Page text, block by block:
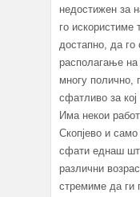
недостижен за
го
достапно, да го
располагање
многу полично,
сфатливо за кој
Има некои
Скопјево и само
сфати еднаш
различни
стремиме да ги